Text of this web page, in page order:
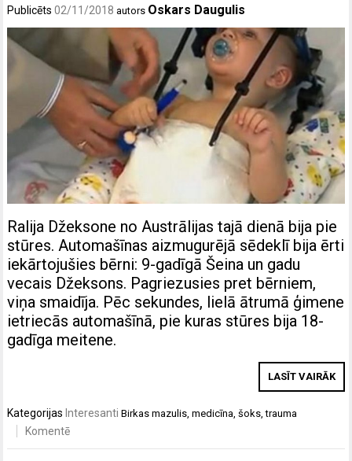
Publicēts02/11/2018 autors Oskars Daugulis
Ralija Džeksone no Austrālijas tajā dienā bija pie
stūres. Automašīnas aizmugurējā sēdeklī bija ērti
iekārtojušies bērni: 9-gadīgā Šeina un gadu
vecais Džeksons. Pagriezusies pret bērniem,
viņa smaidīja. Pēc sekundes, lielā ātrumā ģimene
ietriecās automašīnā, pie kuras stūres bija 18-
gadīga meitene.
LASĪT VAIRĀK
KategorijasInteresanti Birkasmazulis ,medicīna ,šoks ,trauma
Komentē